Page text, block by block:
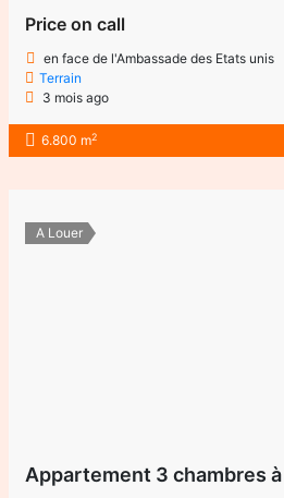
Price on call
en face de l'Ambassade des Etats unis
Terrain
3 mois ago
6.800 m2
A Louer